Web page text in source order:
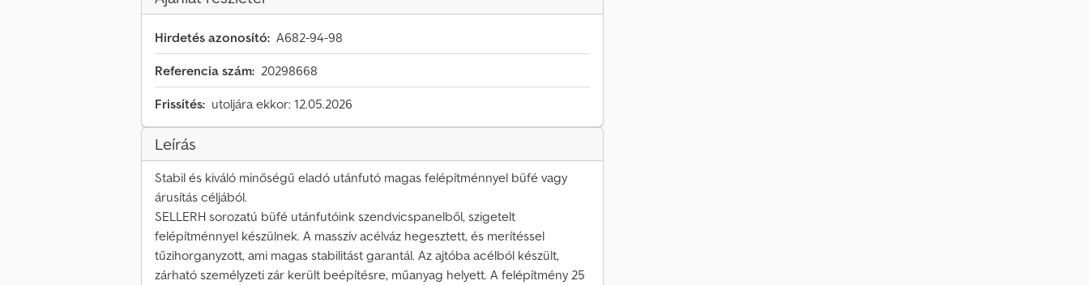
Hirdetés azonosító: A682-94-98
Referencia szám: 20298668
Frissítés: utoljára ekkor: 12.05.2026
Leírás
Stabil és kiváló minőségű eladó utánfutó magas felépítménnyel büfé vagy
árusítás céljából.
SELLERH sorozatú büfé utánfutóink szendvicspanelből, szigetelt
felépítménnyel készülnek. A masszív acélváz hegesztett, és merítéssel
tűzihorganyzott, ami magas stabilitást garantál. Az ajtóba acélból készült,
zárható személyzeti zár került beépítésre, műanyag helyett. A felépítmény 25